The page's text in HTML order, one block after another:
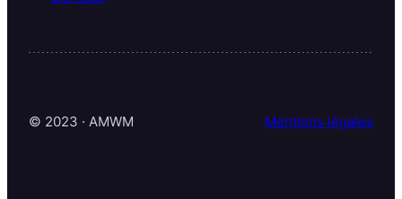
© 2023 · AMWM Mentions légales